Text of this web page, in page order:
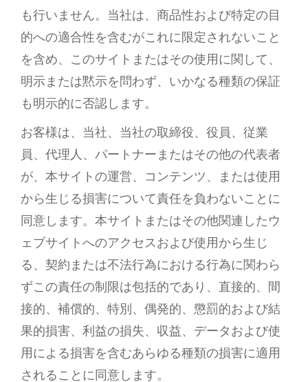
も行いません。当社は、商品性および特定の目
的への適合性を含むがこれに限定されないこと
を含め、このサイトまたはその使用に関して、
明示または黙示を問わず、いかなる種類の保証
も明示的に否認します。
お客様は、当社、当社の取締役、役員、従業
員、代理人、パートナーまたはその他の代表者
が、本サイトの運営、コンテンツ、または使用
から生じる損害について責任を負わないことに
同意します。本サイトまたはその他関連したウ
ェブサイトへのアクセスおよび使用から生じ
る、契約または不法行為における行為に関わら
ずこの責任の制限は包括的であり、直接的、間
接的、補償的、特別、偶発的、懲罰的および結
果的損害、利益の損失、収益、データおよび使
用による損害を含むあらゆる種類の損害に適用
されることに同意します。